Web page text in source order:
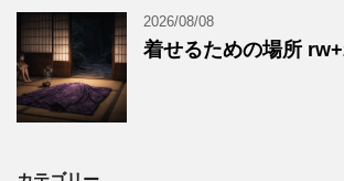
2026/08/08
着せるための場所